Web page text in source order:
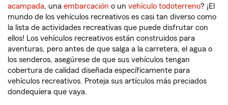
acampada, una embarcación o un vehículo todoterreno? ¡El
mundo de los vehículos recreativos es casi tan diverso como
la lista de actividades recreativas que puede disfrutar con
ellos! Los vehículos recreativos están construidos para
aventuras, pero antes de que salga a la carretera, el agua o
los senderos, asegúrese de que sus vehículos tengan
cobertura de calidad diseñada específicamente para
vehículos recreativos. Proteja sus artículos más preciados
dondequiera que vaya.